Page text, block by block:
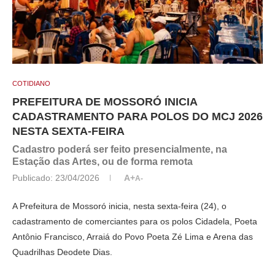
COTIDIANO
PREFEITURA DE MOSSORÓ INICIA
CADASTRAMENTO PARA POLOS DO MCJ 2026
NESTA SEXTA-FEIRA
Cadastro poderá ser feito presencialmente, na
Estação das Artes, ou de forma remota
Publicado: 23/04/2026 A+A-
A Prefeitura de Mossoró inicia, nesta sexta-feira (24), o
cadastramento de comerciantes para os polos Cidadela, Poeta
Antônio Francisco, Arraiá do Povo Poeta Zé Lima e Arena das
Quadrilhas Deodete Dias.